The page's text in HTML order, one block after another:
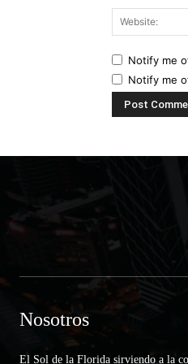
Notify me
Notify me
Nosotros
El Sol de la Florida sirviendo a la